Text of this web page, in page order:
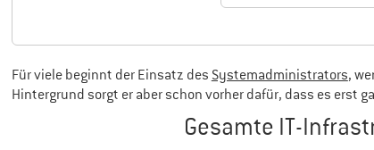
Für viele beginnt der Einsatz des Systemadministrators,
Hintergrund sorgt er aber schon vorher dafür, dass es erst
Gesamte IT-